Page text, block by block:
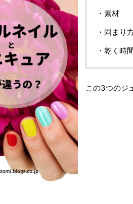
・素材
・固まり
・乾く時
この3つのジ